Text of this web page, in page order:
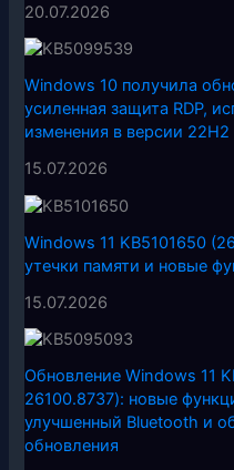
20.07.2026
Windows 10 получила
усиленная защита RDP,
изменения в версии 22H2
15.07.2026
Windows 11 KB5101650
утечки памяти и новые
15.07.2026
Обновление Windows 11
26100.8737): новые
улучшенный Bluetooth и
обновления